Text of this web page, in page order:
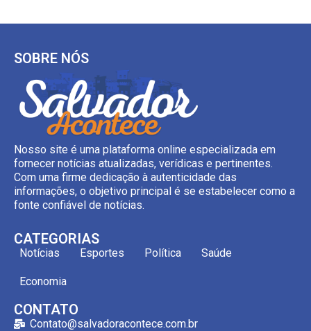
SOBRE NÓS
Nosso site é uma plataforma online especializada em
fornecer notícias atualizadas, verídicas e pertinentes.
Com uma firme dedicação à autenticidade das
informações, o objetivo principal é se estabelecer como a
fonte confiável de notícias.
CATEGORIAS
Notícias Esportes Política Saúde
Economia
CONTATO
Contato@salvadoracontece.com.br